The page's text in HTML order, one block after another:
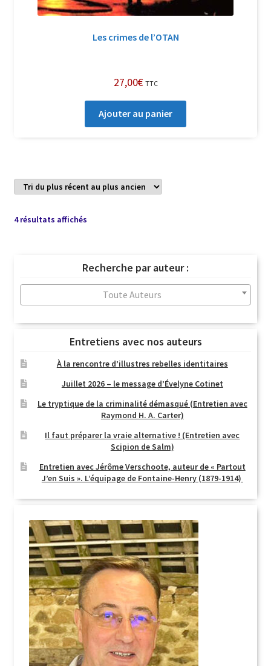
Les crimes de l’OTAN
27,00€ TTC
Ajouter au panier
4 résultats affichésTrié
au
plus
ancien
Recherche par auteur :
Toute Auteurs
Entretiens avec nos auteurs
À la rencontre d’illustres rebelles identitaires
Juillet 2026 – le message d’Évelyne Cotinet
Le tryptique de la criminalité démasqué (Entretien avec
Raymond H. A. Carter)
Il faut préparer la vraie alternative ! (Entretien avec
Scipion de Salm)
Entretien avec Jérôme Verschoote, auteur de « Partout
J’en Suis ». L’équipage de Fontaine-Henry (1879-1914)